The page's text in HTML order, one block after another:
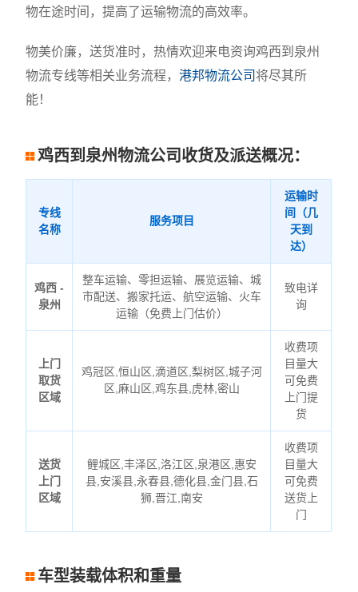
物在途时间，提高了运输物流的高效率。
物美价廉，送货准时，热情欢迎来电资询鸡西到泉州
物流专线等相关业务流程，港邦物流公司将尽其所
能！
鸡西到泉州物流公司收货及派送概况：
专线
名称
服务项目
运输时
间（几
天到
达）
鸡西 -
泉州
整车运输、零担运输、展览运输、城
市配送、搬家托运、航空运输、火车
运输（免费上门估价）
致电详
询
上门
取货
区域
鸡冠区,恒山区,滴道区,梨树区,城子河
区,麻山区,鸡东县,虎林,密山
收费项
目量大
可免费
上门提
货
送货
上门
区域
鲤城区,丰泽区,洛江区,泉港区,惠安
县,安溪县,永春县,德化县,金门县,石
狮,晋江,南安
收费项
目量大
可免费
送货上
门
车型装载体积和重量